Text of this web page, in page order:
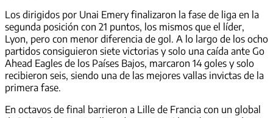
Los dirigidos por Unai Emery finalizaron la fase de liga en la
segunda posición con 21 puntos, los mismos que el líder,
Lyon, pero con menor diferencia de gol. A lo largo de los ocho
partidos consiguieron siete victorias y solo una caída ante Go
Ahead Eagles de los Países Bajos, marcaron 14 goles y solo
recibieron seis, siendo una de las mejores vallas invictas de la
primera fase.
En octavos de final barrieron a Lille de Francia con un global